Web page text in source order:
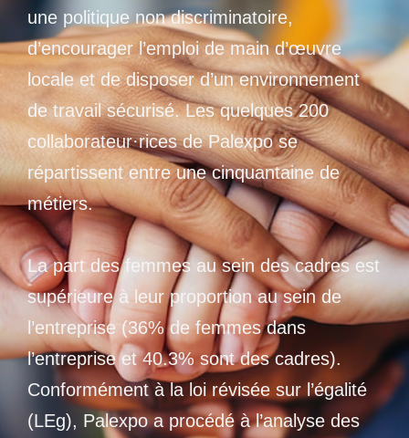
une politique non discriminatoire,
d’encourager l’emploi de main d’œuvre
locale et de disposer d’un environnement
de travail sécurisé. Les quelques 200
collaborateur·rices de Palexpo se
répartissent entre une cinquantaine de
métiers.
La part des femmes au sein des cadres est
supérieure à leur proportion au sein de
l’entreprise (36% de femmes dans
l’entreprise et 40.3% sont des cadres).
Conformément à la loi révisée sur l’égalité
(LEg), Palexpo a procédé à l’analyse des